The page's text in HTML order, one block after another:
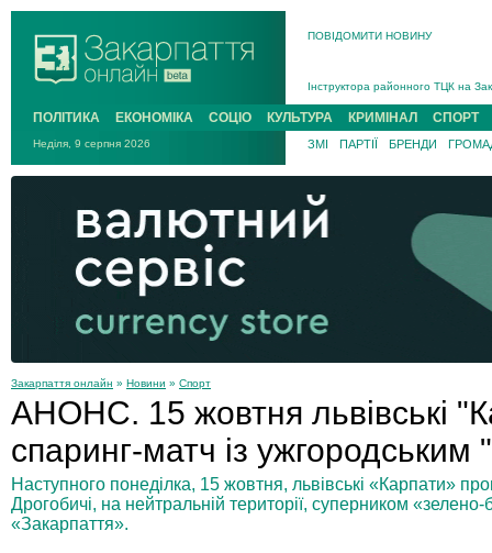
ПОВІДОМИТИ НОВИНУ
Інструктора районного ТЦК на
В Ужгороді попрощаються із
В Ужгороді 5 серпня
Підтвердили загибель
На війні з рф поліг військовий з
На війні загинув 26-річний
ПОЛІТИКА ЕКОНОМІКА СОЦІО КУЛЬТУРА КРИМІНАЛ СПОРТ
Неділя, 9 серпня 2026 ЗМІ ПАРТІЇ БРЕНДИ
Закарпаття онлайн » Новини » Спорт
АНОНС. 15 жовтня львівські
спаринг-матч із ужгородським
Наступного понеділка, 15 жовтня, львівські «Карпати»
Дрогобичі, на нейтральній території, суперником
«Закарпаття».